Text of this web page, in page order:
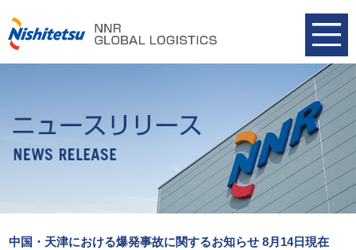
中国・天津における爆発事故に関するお知らせ 8月14日現在